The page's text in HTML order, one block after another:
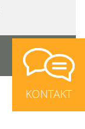
KONTAKT